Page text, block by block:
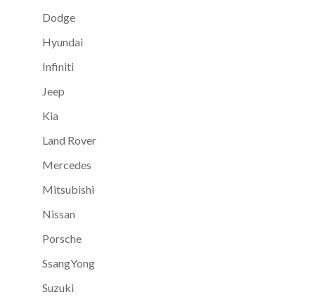
Dodge
Hyundai
Infiniti
Jeep
Kia
Land Rover
Mercedes
Mitsubishi
Nissan
Porsche
SsangYong
Suzuki